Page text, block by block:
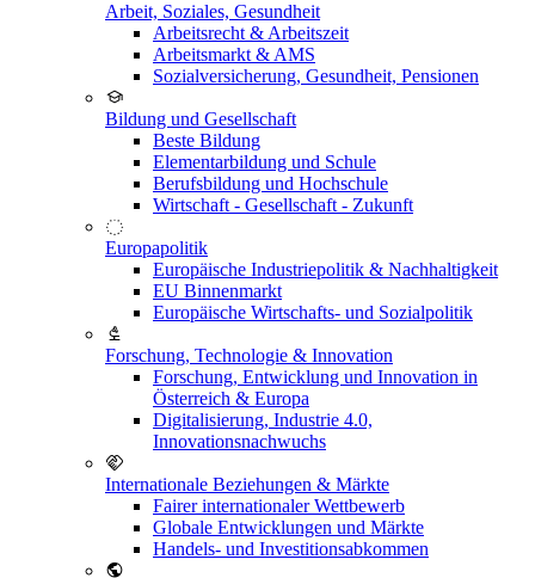
Arbeit, Soziales, Gesundheit
Arbeitsrecht & Arbeitszeit
Arbeitsmarkt & AMS
Sozialversicherung, Gesundheit, Pensionen
Bildung und Gesellschaft
Beste Bildung
Elementarbildung und Schule
Berufsbildung und Hochschule
Wirtschaft - Gesellschaft - Zukunft
Europapolitik
Europäische Industriepolitik & Nachhaltigkeit
EU Binnenmarkt
Europäische Wirtschafts- und Sozialpolitik
Forschung, Technologie & Innovation
Forschung, Entwicklung und Innovation in
Österreich & Europa
Digitalisierung, Industrie 4.0,
Innovationsnachwuchs
Internationale Beziehungen & Märkte
Fairer internationaler Wettbewerb
Globale Entwicklungen und Märkte
Handels- und Investitionsabkommen